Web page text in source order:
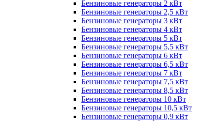
Бензиновые генераторы 2 кВт
Бензиновые генераторы 2,5 кВт
Бензиновые генераторы 3 кВт
Бензиновые генераторы 4 кВт
Бензиновые генераторы 5 кВт
Бензиновые генераторы 5,5 кВт
Бензиновые генераторы 6 кВт
Бензиновые генераторы 6,5 кВт
Бензиновые генераторы 7 кВт
Бензиновые генераторы 7,5 кВт
Бензиновые генераторы 8,5 кВт
Бензиновые генераторы 10 кВт
Бензиновые генераторы 10,5 кВт
Бензиновые генераторы 0,9 кВт